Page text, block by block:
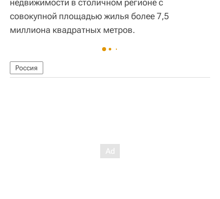
недвижимости в столичном регионе с
совокупной площадью жилья более 7,5
миллиона квадратных метров.
Россия